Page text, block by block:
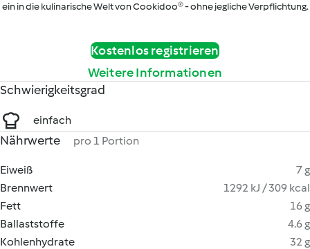
ein in die kulinarische Welt von Cookidoo® - ohne jegliche Verpflichtung.
Kostenlos registrieren
Weitere Informationen
Schwierigkeitsgrad
einfach
Nährwerte pro 1 Portion
Eiweiß
7 g
Brennwert
1292 kJ / 309 kcal
Fett
16 g
Ballaststoffe
4.6 g
Kohlenhydrate
32 g